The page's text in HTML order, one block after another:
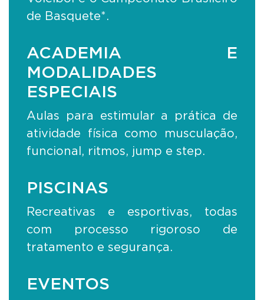
de Basquete*.
ACADEMIA E
MODALIDADES
ESPECIAIS
Aulas para estimular a prática de
atividade física como musculação,
funcional, ritmos, jump e step.
PISCINAS
Recreativas e esportivas, todas
com processo rigoroso de
tratamento e segurança.
EVENTOS